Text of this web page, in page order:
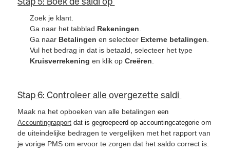
Zoek je klant.
Ga naar het tabblad Rekeningen
Ga naar Betalingen en selecteer Externe betalingen
Vul het bedrag in dat is betaald, selecteer het type
Kruisverrekening en klik opCreëren
Stap 6: Controleer alle overgezette saldi
Maak na het opboeken van alle betalingeneen
Accountingrapport dat is gegroepeerd op accountingcategorieom
de uiteindelijke bedragen te vergelijken met het rapport van
je vorige PMS om ervoor te zorgen dat het saldo correct is.